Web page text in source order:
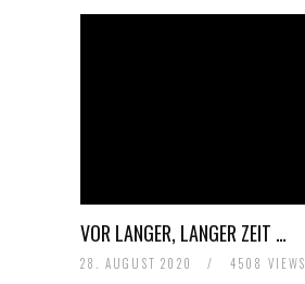
VOR LANGER, LANGER ZEIT …
28. AUGUST 2020 / 4508 VIEWS